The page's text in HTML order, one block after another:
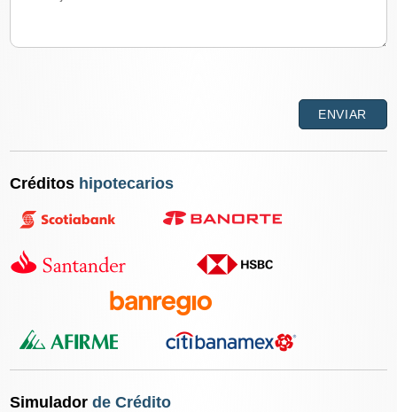
Créditos hipotecarios
Simulador de Crédito